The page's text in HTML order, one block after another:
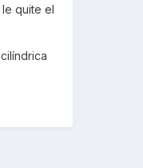
quite el